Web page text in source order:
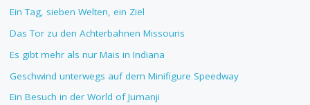
Ein Tag, sieben Welten, ein Ziel
Das Tor zu den Achterbahnen Missouris
Es gibt mehr als nur Mais in Indiana
Geschwind unterwegs auf dem Minifigure Speedway
Ein Besuch in der World of Jumanji